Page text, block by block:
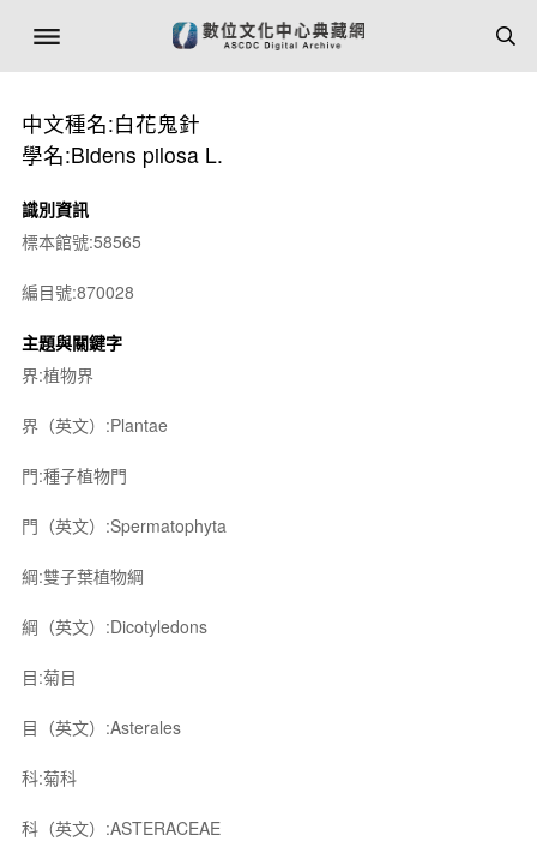
中文種名:白花鬼針
學名:Bidens pilosa L.
識別資訊
標本館號:58565
編目號:870028
主題與關鍵字
界:植物界
界（英文）:Plantae
門:種子植物門
門（英文）:Spermatophyta
綱:雙子葉植物綱
綱（英文）:Dicotyledons
目:菊目
目（英文）:Asterales
科:菊科
科（英文）:ASTERACEAE